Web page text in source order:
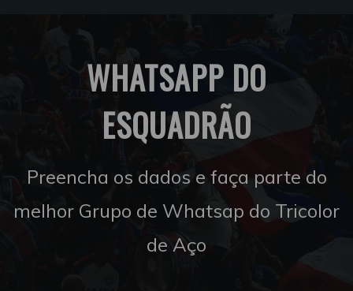
WHATSAPP DO
ESQUADRÃO
Preencha os dados e faça parte do
melhor Grupo de Whatsap do Tricolor
de Aço